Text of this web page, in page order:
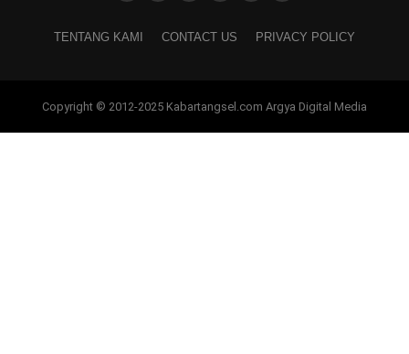
TENTANG KAMI CONTACT US PRIVACY POLICY
Copyright © 2012-2025 Kabartangsel.com Argya Digital Media